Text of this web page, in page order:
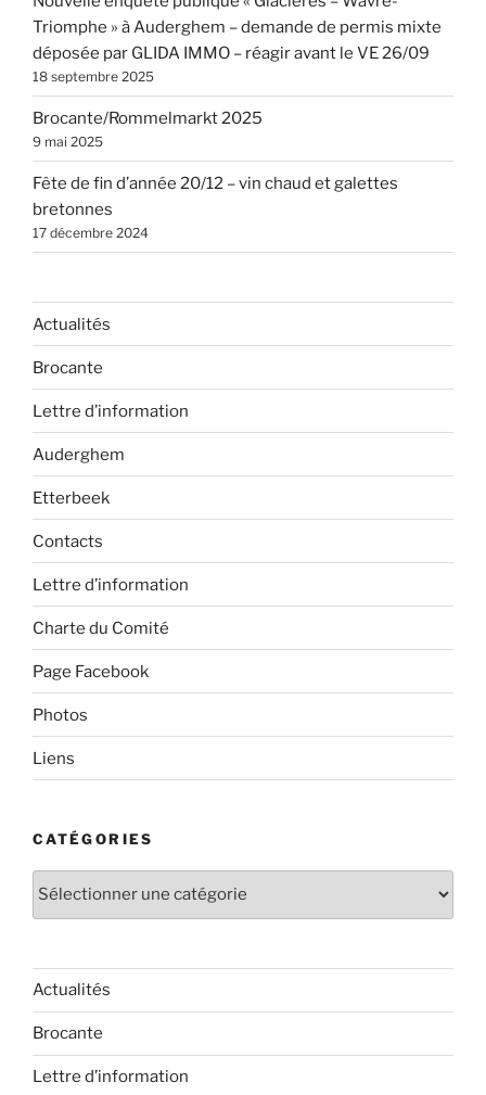
Triomphe » à Auderghem – demande de permis mixte
déposée par GLIDA IMMO – réagir avant le VE 26/09
18 septembre 2025
Brocante/Rommelmarkt 2025
9 mai 2025
Fête de fin d’année 20/12 – vin chaud et galettes
bretonnes
17 décembre 2024
Actualités
Brocante
Lettre d’information
Auderghem
Etterbeek
Contacts
Lettre d’information
Charte du Comité
Page Facebook
Photos
Liens
CATÉGORIES
Catégories
Actualités
Brocante
Lettre d’information